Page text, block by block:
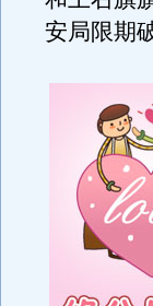
安局限期